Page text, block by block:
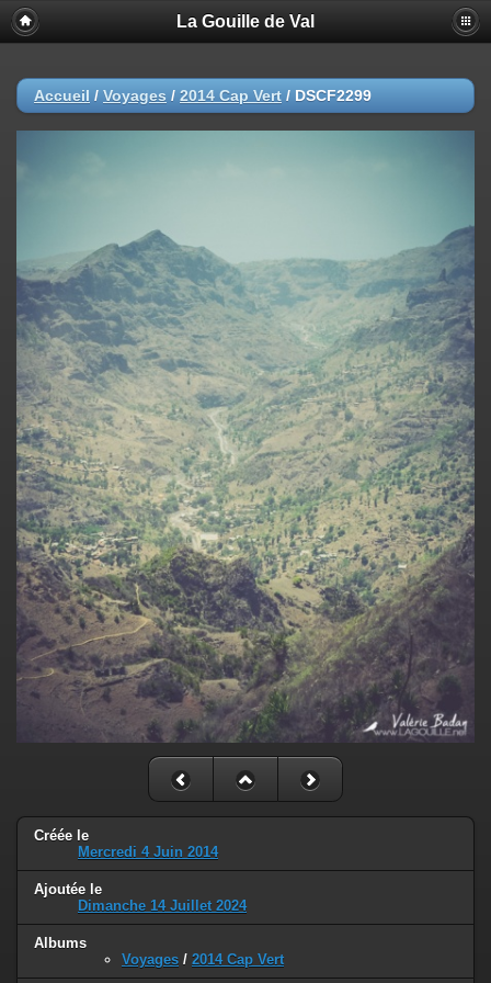
La Gouille de Val
Accueil / Voyages / 2014 Cap Vert / DSCF2299
Créée le
Mercredi 4 Juin 2014
Ajoutée le
Dimanche 14 Juillet 2024
Albums
Voyages / 2014 Cap Vert